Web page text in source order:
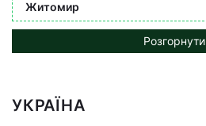
Житомир
Розгорнути
УКРАЇНА